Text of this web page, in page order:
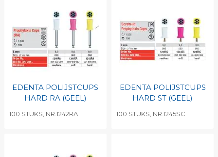
EDENTA POLIJSTCUPS
HARD RA (GEEL)
100 STUKS, NR.1242RA
EDENTA POLIJSTCUPS
HARD ST (GEEL)
100 STUKS, NR.1245SC